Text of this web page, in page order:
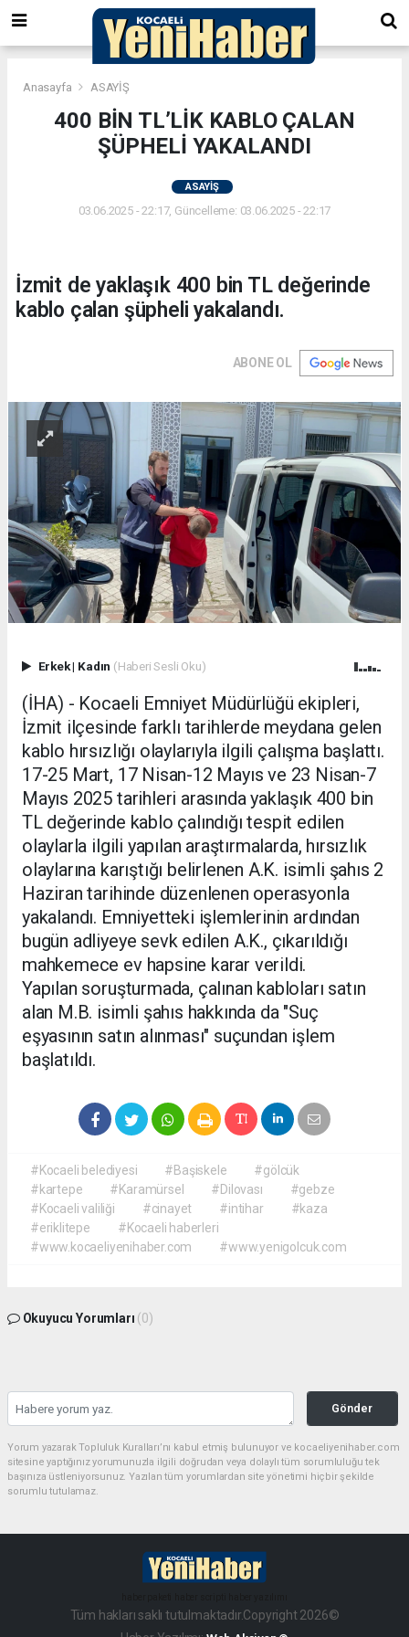
Anasayfa ASAYİŞ
400 BİN TL’LİK KABLO ÇALAN
ŞÜPHELİ YAKALANDI
ASAYİŞ
03.06.2025 - 22:17, Güncelleme: 03.06.2025 - 22:17
İzmit de yaklaşık 400 bin TL değerinde
kablo çalan şüpheli yakalandı.
ABONE OL
Erkek| Kadın (Haberi Sesli Oku)
(İHA) - Kocaeli Emniyet Müdürlüğü ekipleri,
İzmit ilçesinde farklı tarihlerde meydana gelen
kablo hırsızlığı olaylarıyla ilgili çalışma başlattı.
17-25 Mart, 17 Nisan-12 Mayıs ve 23 Nisan-7
Mayıs 2025 tarihleri arasında yaklaşık 400 bin
TL değerinde kablo çalındığı tespit edilen
olaylarla ilgili yapılan araştırmalarda, hırsızlık
olaylarına karıştığı belirlenen A.K. isimli şahıs 2
Haziran tarihinde düzenlenen operasyonla
yakalandı. Emniyetteki işlemlerinin ardından
bugün adliyeye sevk edilen A.K., çıkarıldığı
mahkemece ev hapsine karar verildi.
Yapılan soruşturmada, çalınan kabloları satın
alan M.B. isimli şahıs hakkında da "Suç
eşyasının satın alınması" suçundan işlem
başlatıldı.
#Kocaeli belediyesi #Başiskele
#gölcük
#kartepe
#Karamürsel #Dilovası
#gebze
#Kocaeli valiliği
#cinayet #intihar
#kaza
#eriklitepe
#Kocaeli haberleri
#www.kocaeliyenihaber.com
#www.yenigolcuk.com
Okuyucu Yorumları (0)
Gönder
Yorum yazarak Topluluk Kuralları’nı kabul etmiş bulunuyor ve kocaeliyenihaber.com
sitesine yaptığınız yorumunuzla ilgili doğrudan veya dolaylı tüm sorumluluğu tek
başınıza üstleniyorsunuz. Yazılan tüm yorumlardan site yönetimi hiçbir şekilde
sorumlu tutulamaz.
Tüm hakları saklı tutulmaktadır.Copyright 2026©